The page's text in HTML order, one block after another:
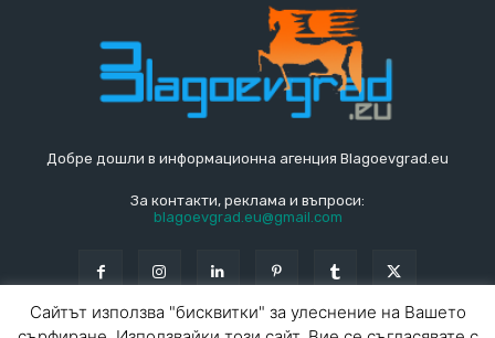
Добре дошли в информационна агенция Blagoevgrad.eu
За контакти, реклама и въпроси:
blagoevgrad.eu@gmail.com
Сайтът използва "бисквитки" за улеснение на Вашето